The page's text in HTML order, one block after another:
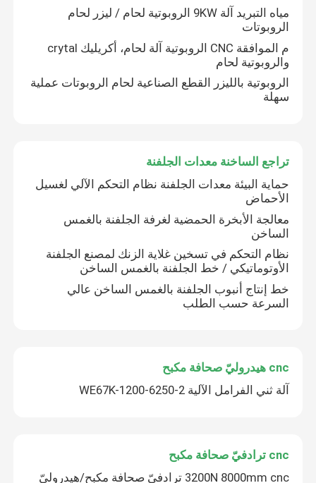
اترك رسالة
مياه التبريد آلة 9KW الروبوتية لحام / ليزر لحام
الروبوتات
م الموافقة CNC الروبوتية آلة لحام، أكريليك crytal
والروبوتية لحام
الروبوتية بالليزر القطع الصناعية لحام الروبوتات عملية
سهلة
تراجع الساخنة معدات الجلفنة
حماية البيئة معدات الجلفنة نظام التحكم الآلي لغسيل
الأحماض
معالجة الأبخرة الحمضية لغرفة الجلفنة بالغمس
الساخن
نظام التحكم في تسخين غلاية الزنك لمصنع الجلفنة
الأوتوماتيكي / خط الجلفنة بالغمس الساخن
خط إنتاج أنبوب الجلفنة بالغمس الساخن عالي
السرعة حسب الطلب
cnc هيدروليّ صحافة مكبح
آلة ثني الفرامل الآلية 2-WE67K-1200-6250
cnc ترادفيّ صحافة مكبح
3200N 8000mm cnc ترادفيّ صحافة مكبح/هيدروليّ